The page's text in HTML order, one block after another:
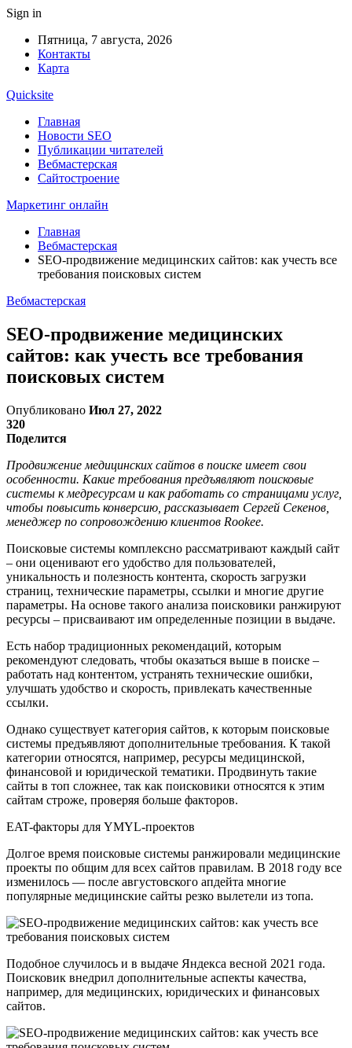
Sign in
Пятница, 7 августа, 2026
Контакты
Карта
Quicksite
Главная
Новости SEO
Публикации читателей
Вебмастерская
Сайтостроение
Маркетинг онлайн
Главная
Вебмастерская
SEO-продвижение медицинских сайтов: как учесть все
требования поисковых систем
Вебмастерская
SEO-продвижение медицинских
сайтов: как учесть все требования
поисковых систем
Опубликовано Июл 27, 2022
320
Поделится
Продвижение медицинских сайтов в поиске имеет свои
особенности. Какие требования предъявляют поисковые
системы к медресурсам и как работать со страницами услуг,
чтобы повысить конверсию, рассказывает Сергей Секенов,
менеджер по сопровождению клиентов Rookee.
Поисковые системы комплексно рассматривают каждый сайт
– они оценивают его удобство для пользователей,
уникальность и полезность контента, скорость загрузки
страниц, технические параметры, ссылки и многие другие
параметры. На основе такого анализа поисковики ранжируют
ресурсы – присваивают им определенные позиции в выдаче.
Есть набор традиционных рекомендаций, которым
рекомендуют следовать, чтобы оказаться выше в поиске –
работать над контентом, устранять технические ошибки,
улучшать удобство и скорость, привлекать качественные
ссылки.
Однако существует категория сайтов, к которым поисковые
системы предъявляют дополнительные требования. К такой
категории относятся, например, ресурсы медицинской,
финансовой и юридической тематики. Продвинуть такие
сайты в топ сложнее, так как поисковики относятся к этим
сайтам строже, проверяя больше факторов.
EAT-факторы для YMYL-проектов
Долгое время поисковые системы ранжировали медицинские
проекты по общим для всех сайтов правилам. В 2018 году все
изменилось — после августовского апдейта многие
популярные медицинские сайты резко вылетели из топа.
Подобное случилось и в выдаче Яндекса весной 2021 года.
Поисковик внедрил дополнительные аспекты качества,
например, для медицинских, юридических и финансовых
сайтов.